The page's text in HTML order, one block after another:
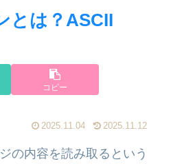
とは？ASCII
コピー
2025.11.04 2025.11.12
の内容を読み取るという